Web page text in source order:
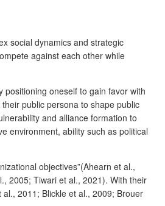
social dynamics and strategic
against each other while
positioning oneself to gain favor with
public persona to shape public
and alliance formation to
environment, ability such as political
objectives”(Ahearn et al.,
2005; Tiwari et al., 2021). With their
2011; Blickle et al., 2009; Brouer